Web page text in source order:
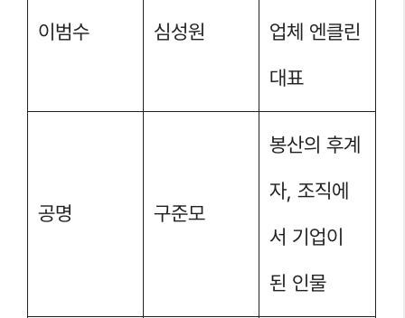
이범수 심성원
업체 엔클린
대표
공명 구준모
봉산의 후계
자, 조직에
서 기업이
된 인물